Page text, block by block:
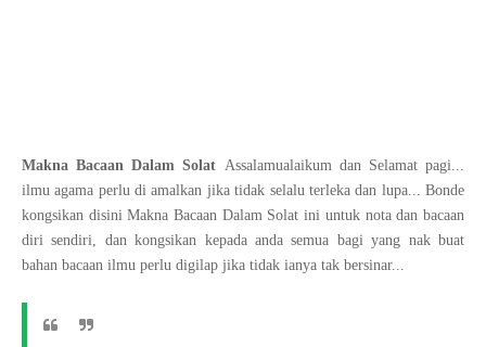
Makna Bacaan Dalam Solat Assalamualaikum dan Selamat pagi...
ilmu agama perlu di amalkan jika tidak selalu terleka dan lupa... Bonde
kongsikan disini Makna Bacaan Dalam Solat ini untuk nota dan bacaan
diri sendiri, dan kongsikan kepada anda semua bagi yang nak buat
bahan bacaan ilmu perlu digilap jika tidak ianya tak bersinar...